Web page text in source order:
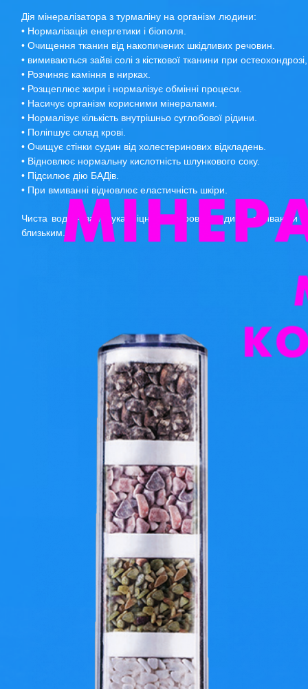
Дія мінералізатора з турмаліну на організм людини:
• Нормалізація енергетики і біополя.
• Очищення тканин від накопичених шкідливих речовин.
• вимиваються зайві солі з кісткової тканини при
• Розчиняє каміння в нирках.
• Розщеплює жири і нормалізує обмінні процеси.
• Насичує організм корисними мінералами.
• Нормалізує кількість внутрішньо суглобової рідини.
• Поліпшує склад крові.
• Очищує стінки судин від холестеринових відкладень.
• Відновлює нормальну кислотність шлункового соку.
• Підсилює дію БАДів.
• При вмиванні відновлює еластичність шкіри.
Чиста вода - запорука міцного здоров'я людини, вживаючи
близьким.